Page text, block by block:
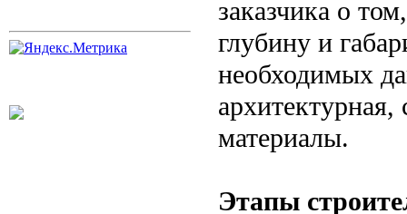
заказчика о
глубину и
необходимых
материалы.
Этапы